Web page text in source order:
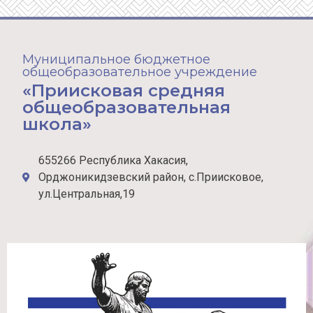
Муниципальное бюджетное
общеобразовательное учреждение
«Приисковая средняя
общеобразовательная
школа»
655266 Республика Хакасия,
Орджоникидзевский район, с.Приисковое,
ул.Центральная,19